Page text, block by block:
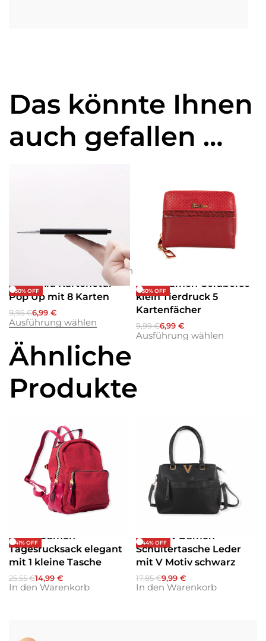
Das könnte Ihnen
auch gefallen …
-30% OFF
Geldbörsen
Beste Alu Kartenetui
Pop Up mit 8 Karten
9,95€6,99 €
Ausführung wählen
-30% OFF
Tolle Damen Geldbörse
klein Tierdruck 5
Kartenfächer
9,99€6,99 €
Ausführung wählen
Ähnliche
Produkte
-41% OFF
Beste Damen
Tagesrucksack elegant
mit 1 kleine Tasche
25,55€14,99 €
In den Warenkorb
-44% OFF
Exklusiv Damen
Schultertasche Leder
mit V Motiv schwarz
17,85€9,99 €
In den Warenkorb